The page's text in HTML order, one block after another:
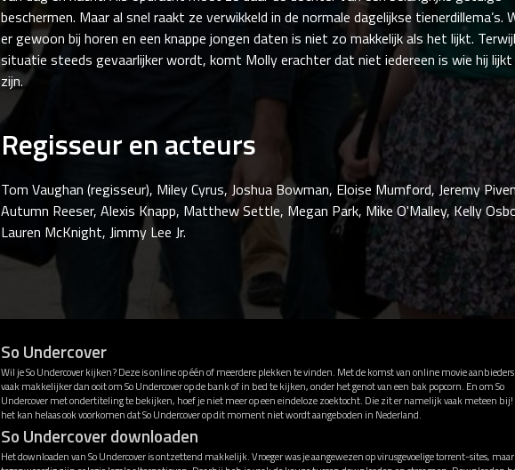
beschermen. Maar al snel raakt ze verwikkeld in de normale dagelijkse tienerdillema’s.
er gewoon bij horen en een knappe jongen daten is niet zo makkelijk als het lijkt.
situatie steeds gevaarlijker wordt, komt Molly erachter dat niet iedereen is wie hij
zijn.
Regisseur en acteurs
Tom Vaughan (regisseur), Miley Cyrus, Joshua Bowman, Eloise Mumford, Jeremy
Autumn Reeser, Alexis Knapp, Matthew Settle, Megan Park, Mike O'Malley, Kelly
Lauren McKnight, Jimmy Lee Jr.
So Undercover
Wil je So Undercover kijken? Deze is online op één of meerdere plekken te vinden. Met de komst van online movie
vaak makkelijker dan ooit om So Undercover op de bank of in bed te kijken, onder het genot van een bak popcorn. En om So
Undercover met ondertiteling te bekijken, hoef je niet meer op een eindeloze zoektocht. Die zit er namelijk vaak meteen
het kan helaas ook voorkomen dat So Undercover op dit moment niet wordt aangeboden in Nederland.
So Undercover downloaden
Het downloaden van So Undercover is ontzettend makkelijk. Vroeger was je aangewezen op virusgevoelige torrent-sites, maar